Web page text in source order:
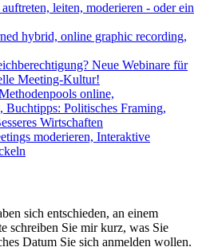
leiten, moderieren - oder ein
hybrid, online graphic recording,
Neue Webinare für
Meeting-Kultur!
online,
Buchtipps: Politisches Framing,
Wirtschaften
moderieren, Interaktive
sich entschieden, an einem
schreiben Sie mir kurz, was Sie
Datum Sie sich anmelden wollen.